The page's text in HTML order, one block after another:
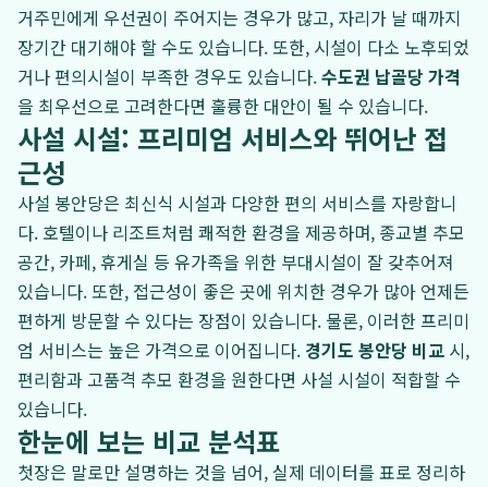
거주민에게 우선권이 주어지는 경우가 많고, 자리가 날 때까지
장기간 대기해야 할 수도 있습니다. 또한, 시설이 다소 노후되었
거나 편의시설이 부족한 경우도 있습니다.수도권 납골당 가격
을 최우선으로 고려한다면 훌륭한 대안이 될 수 있습니다.
사설 시설: 프리미엄 서비스와 뛰어난 접
근성
사설 봉안당은 최신식 시설과 다양한 편의 서비스를 자랑합니
다. 호텔이나 리조트처럼 쾌적한 환경을 제공하며, 종교별 추모
공간, 카페, 휴게실 등 유가족을 위한 부대시설이 잘 갖추어져
있습니다. 또한, 접근성이 좋은 곳에 위치한 경우가 많아 언제든
편하게 방문할 수 있다는 장점이 있습니다. 물론, 이러한 프리미
엄 서비스는 높은 가격으로 이어집니다. 경기도 봉안당 비교 시,
편리함과 고품격 추모 환경을 원한다면 사설 시설이 적합할 수
있습니다.
한눈에 보는 비교 분석표
첫장은 말로만 설명하는 것을 넘어, 실제 데이터를 표로 정리하